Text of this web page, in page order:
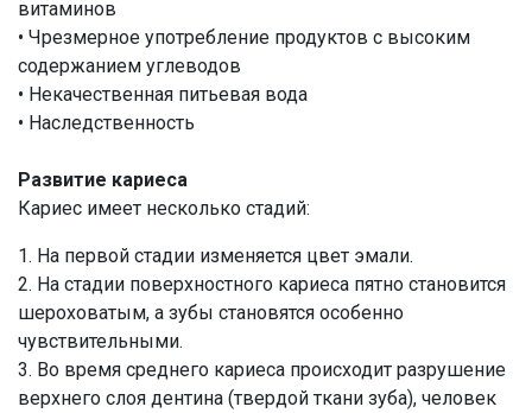
витаминов
• Чрезмерное употребление продуктов с высоким
содержанием углеводов
• Некачественная питьевая вода
• Наследственность
Развитие кариеса
Кариес имеет несколько стадий:
1. На первой стадии изменяется цвет эмали.
2. На стадии поверхностного кариеса пятно становится
шероховатым, а зубы становятся особенно
чувствительными.
3. Во время среднего кариеса происходит разрушение
верхнего слоя дентина (твердой ткани зуба), человек